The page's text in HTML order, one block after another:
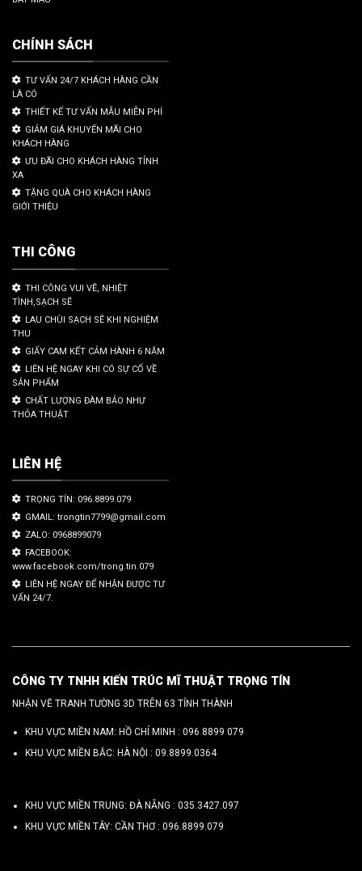
CHÍNH SÁCH
TƯ VẤN 24/7 KHÁCH HÀNG CẦN
LÀ CÓ
THIẾT KẾ TƯ VẤN MẪU MIỄN PHÍ
GIẢM GIÁ KHUYẾN MÃI CHO
KHÁCH HÀNG
ƯU ĐÃI CHO KHÁCH HÀNG TỈNH
XA
TẶNG QUÀ CHO KHÁCH HÀNG
GIỚI THIỆU
THI CÔNG
THI CÔNG VUI VẼ, NHIỆT
TÌNH,SẠCH SẼ
LAU CHÙI SẠCH SẼ KHI NGHIỆM
THU
GIẤY CAM KẾT CẢM HÀNH 6 NĂM
LIÊN HỆ NGAY KHI CÓ SỰ CỐ VỀ
SẢN PHẨM
CHẤT LƯỢNG ĐÀM BẢO NHƯ
THỎA THUẬT
LIÊN HỆ
TRỌNG TÍN: 096.8899.079
GMAIL: trongtin7799@gmail.com
ZALO: 0968899079
FACEBOOK:
www.facebook.com/trong.tin.079
LIÊN HỆ NGAY ĐỂ NHẬN ĐƯỢC TƯ
VẤN 24/7.
CÔNG TY TNHH KIẾN TRÚC MĨ THUẬT TRỌNG TÍN
NHẬN VẼ TRANH TƯỜNG 3D TRÊN 63 TỈNH THÀNH
KHU VỰC MIỀN NAM: HỒ CHÍ MINH : 096 8899 079
KHU VỰC MIỀN BẮC: HÀ NỘI : 09.8899.0364
KHU VỰC MIỀN TRUNG: ĐÀ NẴNG : 035.3427.097
KHU VỰC MIỀN TÂY: CẦN THƠ : 096.8899.079